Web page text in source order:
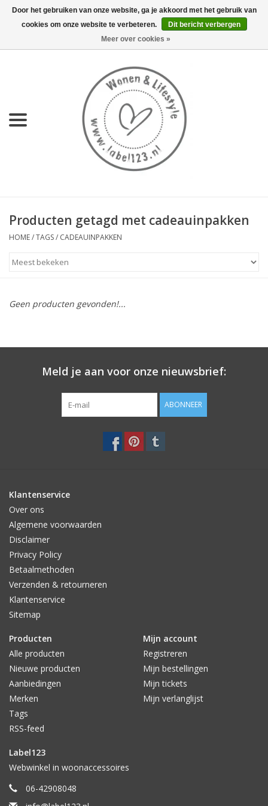
0 Artikelen - €0,00
KEUKEN
LIFESTYLE
MEUBELS
Producten getagd met cadeauinpakken
HOME/TAGS/ CADEAUINPAKKEN
Geen producten gevonden!...
Meld je aan voor onze nieuwsbrief:
ABONNEER
Klantenservice
Over ons
Algemene voorwaarden
Disclaimer
Privacy Policy
Betaalmethoden
Verzenden & retourneren
Klantenservice
Sitemap
Producten
Alle producten
Nieuwe producten
Aanbiedingen
Merken
Tags
RSS-feed
Mijn account
Registreren
Mijn bestellingen
Mijn tickets
Mijn verlanglijst
Label123
Webwinkel in woonaccessoires
06-42908048
Door het gebruiken van onze website, ga je akkoord met het gebruik van
cookies om onze website te verbeteren.
Dit bericht verbergen
Meer over cookies »